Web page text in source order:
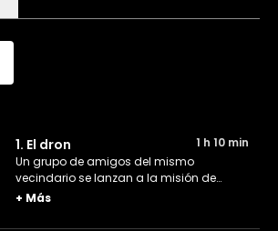
1. El dron
1 h 10 min
Un grupo de amigos del mismo
vecindario se lanzan a la misión de
construir un dron. ¿Podrán lograrlo?
+ Más